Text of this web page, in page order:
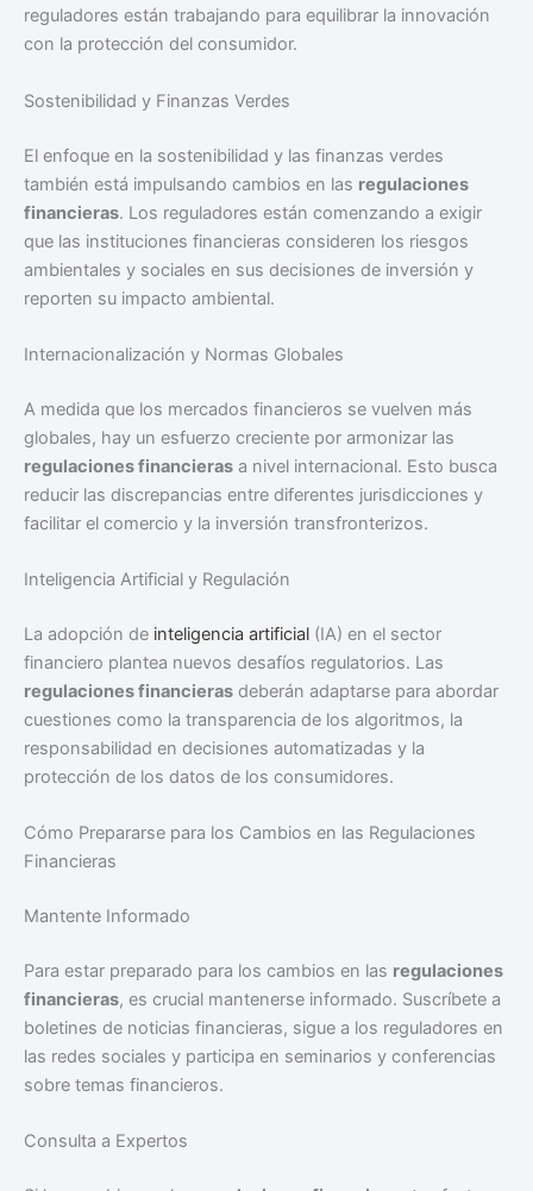
reguladores están trabajando para equilibrar la innovación
con la protección del consumidor.
Sostenibilidad y Finanzas Verdes
El enfoque en la sostenibilidad y las finanzas verdes
también está impulsando cambios en las regulaciones
financieras. Los reguladores están comenzando a exigir
que las instituciones financieras consideren los riesgos
ambientales y sociales en sus decisiones de inversión y
reporten su impacto ambiental.
Internacionalización y Normas Globales
A medida que los mercados financieros se vuelven más
globales, hay un esfuerzo creciente por armonizar las
regulaciones financieras a nivel internacional. Esto busca
reducir las discrepancias entre diferentes jurisdicciones y
facilitar el comercio y la inversión transfronterizos.
Inteligencia Artificial y Regulación
La adopción de inteligencia artificial (IA) en el sector
financiero plantea nuevos desafíos regulatorios. Las
regulaciones financieras deberán adaptarse para abordar
cuestiones como la transparencia de los algoritmos, la
responsabilidad en decisiones automatizadas y la
protección de los datos de los consumidores.
Cómo Prepararse para los Cambios en las Regulaciones
Financieras
Mantente Informado
Para estar preparado para los cambios en las regulaciones
financieras, es crucial mantenerse informado. Suscríbete a
boletines de noticias financieras, sigue a los reguladores en
las redes sociales y participa en seminarios y conferencias
sobre temas financieros.
Consulta a Expertos